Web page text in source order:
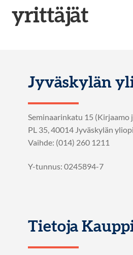
English
yrittäjät
Jyväskylän
Seminaarinkatu 15 (Kirjaamo
PL 35, 40014 Jyväskylän
Vaihde: (014) 260 1211
Y-tunnus: 0245894-7
Tietoja